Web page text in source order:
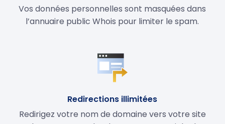
Vos données personnelles sont masquées dans
l’annuaire public Whois pour limiter le spam.
Redirections illimitées
Redirigez votre nom de domaine vers votre site